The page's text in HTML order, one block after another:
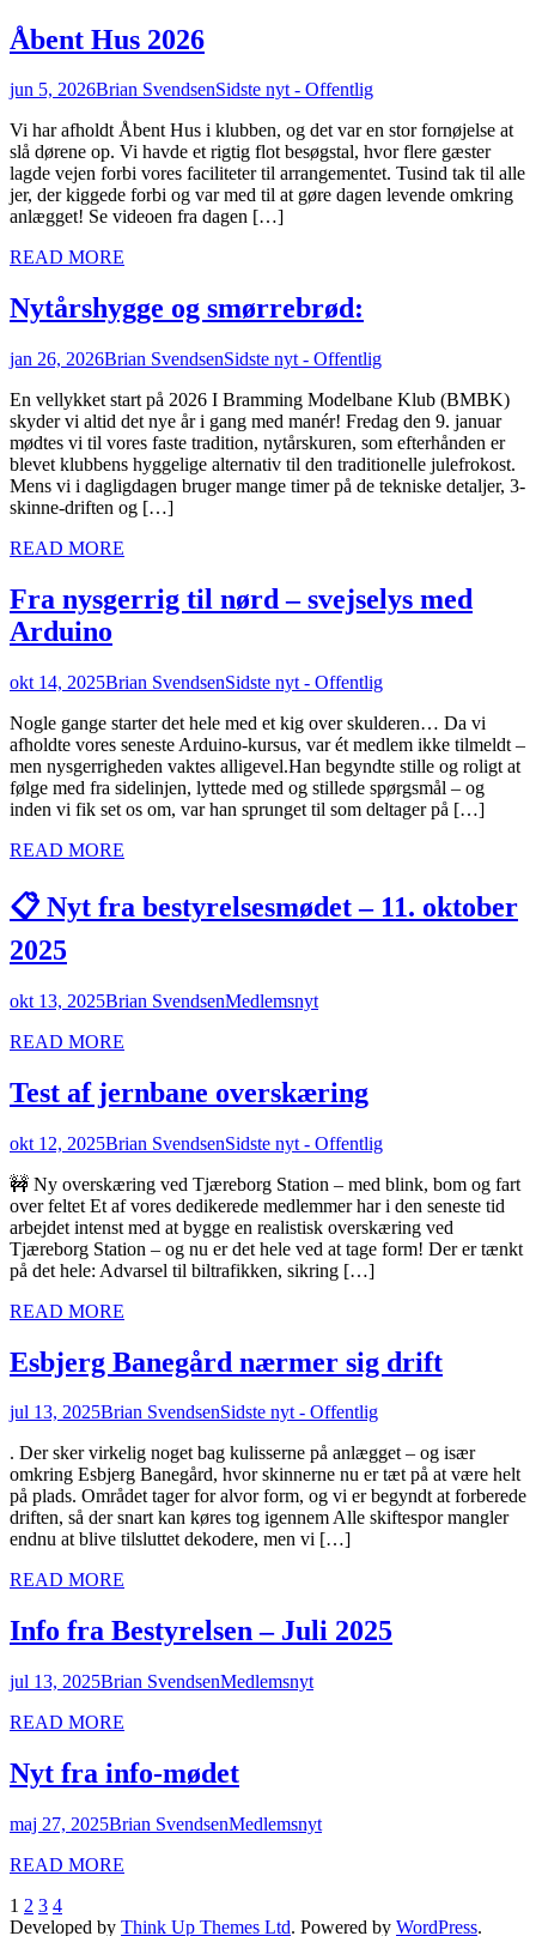
Åbent Hus 2026
jun 5, 2026Brian SvendsenSidste nyt - Offentlig
Vi har afholdt Åbent Hus i klubben, og det var en stor fornøjelse at
slå dørene op. Vi havde et rigtig flot besøgstal, hvor flere gæster
lagde vejen forbi vores faciliteter til arrangementet. Tusind tak til alle
jer, der kiggede forbi og var med til at gøre dagen levende omkring
anlægget! Se videoen fra dagen […]
READ MORE
Nytårshygge og smørrebrød:
jan 26, 2026Brian SvendsenSidste nyt - Offentlig
En vellykket start på 2026 I Bramming Modelbane Klub (BMBK)
skyder vi altid det nye år i gang med manér! Fredag den 9. januar
mødtes vi til vores faste tradition, nytårskuren, som efterhånden er
blevet klubbens hyggelige alternativ til den traditionelle julefrokost.
Mens vi i dagligdagen bruger mange timer på de tekniske detaljer, 3-
skinne-driften og […]
READ MORE
Fra nysgerrig til nørd – svejselys med
Arduino
okt 14, 2025Brian SvendsenSidste nyt - Offentlig
Nogle gange starter det hele med et kig over skulderen… Da vi
afholdte vores seneste Arduino-kursus, var ét medlem ikke tilmeldt –
men nysgerrigheden vaktes alligevel.Han begyndte stille og roligt at
følge med fra sidelinjen, lyttede med og stillede spørgsmål – og
inden vi fik set os om, var han sprunget til som deltager på […]
READ MORE
📋 Nyt fra bestyrelsesmødet – 11. oktober
2025
okt 13, 2025Brian SvendsenMedlemsnyt
READ MORE
Test af jernbane overskæring
okt 12, 2025Brian SvendsenSidste nyt - Offentlig
🚧 Ny overskæring ved Tjæreborg Station – med blink, bom og fart
over feltet Et af vores dedikerede medlemmer har i den seneste tid
arbejdet intenst med at bygge en realistisk overskæring ved
Tjæreborg Station – og nu er det hele ved at tage form! Der er tænkt
på det hele: Advarsel til biltrafikken, sikring […]
READ MORE
Esbjerg Banegård nærmer sig drift
jul 13, 2025Brian SvendsenSidste nyt - Offentlig
. Der sker virkelig noget bag kulisserne på anlægget – og især
omkring Esbjerg Banegård, hvor skinnerne nu er tæt på at være helt
på plads. Området tager for alvor form, og vi er begyndt at forberede
driften, så der snart kan køres tog igennem Alle skiftespor mangler
endnu at blive tilsluttet dekodere, men vi […]
READ MORE
Info fra Bestyrelsen – Juli 2025
jul 13, 2025Brian SvendsenMedlemsnyt
READ MORE
Nyt fra info-mødet
maj 27, 2025Brian SvendsenMedlemsnyt
READ MORE
Indlægsinddeling
1 2 3 4
Developed by Think Up Themes Ltd. Powered by WordPress.